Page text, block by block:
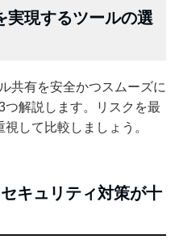
実現するツールの選
共有を安全かつスムーズに
解説します。リスクを最
して比較しましょう。
キュリティ対策が十